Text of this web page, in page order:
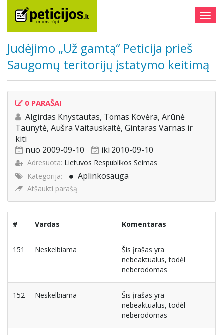
Judėjimo „Už gamtą“ Peticija prieš
Saugomų teritorijų įstatymo keitimą
0 PARAŠAI
Algirdas Knystautas, Tomas Kovėra, Arūnė
Taunytė, Aušra Vaitauskaitė, Gintaras Varnas ir
kiti
nuo 2009-09-10
iki 2010-09-10
Adresuota: Lietuvos Respublikos Seimas
Kategorija:
Aplinkosauga
Atšaukti parašą
# Vardas Komentaras
151 Neskelbiama
Šis įrašas yra
nebeaktualus, todėl
neberodomas
152 Neskelbiama
Šis įrašas yra
nebeaktualus, todėl
neberodomas